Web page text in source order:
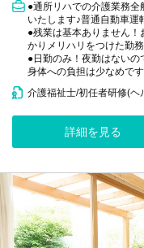
●通所リハでの介護業務
いたします♪普通自動車
●残業は基本ありません
かりメリハリをつけた勤
●日勤のみ！夜勤はない
身体への負担は少なめで
介護福祉士/初任者研修(ヘ
詳細を見る